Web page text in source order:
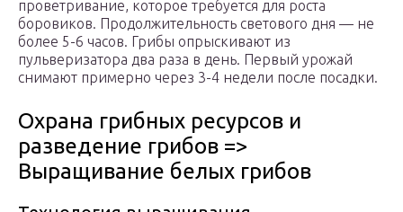
проветривание, которое требуется для роста
боровиков. Продолжительность светового дня — не
более 5-6 часов. Грибы опрыскивают из
пульверизатора два раза в день. Первый урожай
снимают примерно через 3-4 недели после посадки.
Охрана грибных ресурсов и
разведение грибов =>
Выращивание белых грибов